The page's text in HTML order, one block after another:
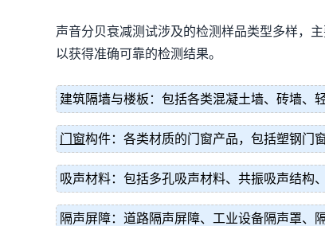
声音分贝衰减测试涉及的检测样品类型多样，
以获得准确可靠的检测结果。
建筑隔墙与楼板：包括各类混凝土墙、砖墙、
门窗构件：各类材质的门窗产品，包括塑钢门
吸声材料：包括多孔吸声材料、共振吸声结构
隔声屏障：道路隔声屏障、工业设备隔声罩、